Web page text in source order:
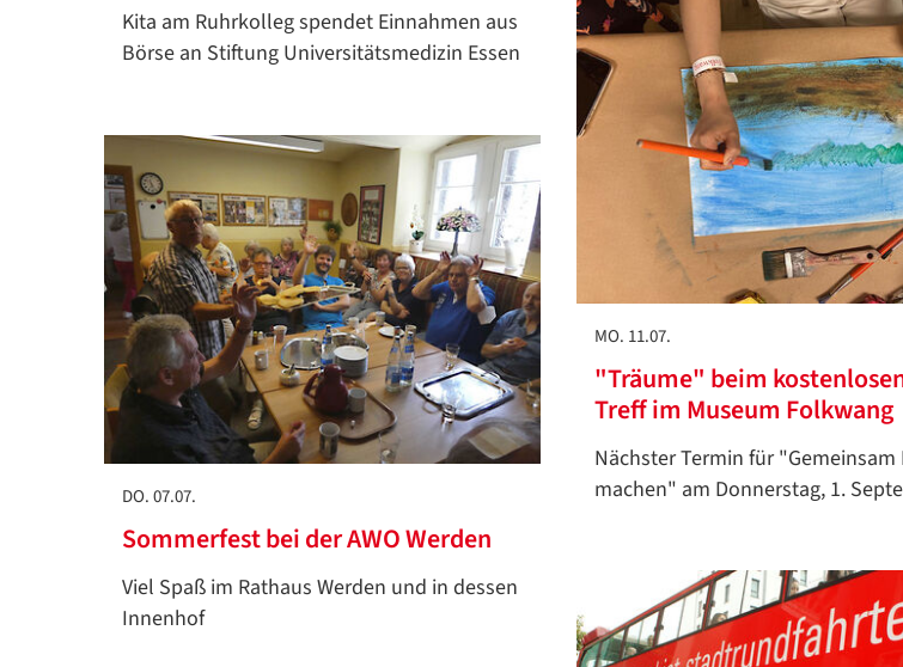
Kita am Ruhrkolleg spendet Einnahmen aus
Börse an Stiftung Universitätsmedizin Essen
MO. 11.07.
"Träume" beim
Treff im Museum Folkwang
Nächster Termin für "Gemeinsam
machen" am Donnerstag, 1.
DO. 07.07.
Sommerfest bei der AWO Werden
Viel Spaß im Rathaus Werden und in dessen
Innenhof
ZURÜCK
Google Datenschutzerklärung
/
Translate
ZURÜCK